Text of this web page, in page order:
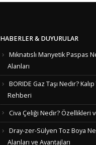
HABERLER & DUYURULAR
Mıknatıslı Manyetik Paspas
Alanları
BORIDE Gaz Taşı Nedir?
Rehberi
Civa Çeliği Nedir? Özellikleri
Dray-zer-Sülyen Toz Boya
Alanları ve Avantajları